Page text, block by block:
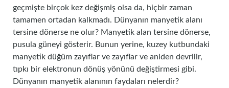
geçmişte birçok kez değişmiş olsa da, hiçbir zaman
tamamen ortadan kalkmadı. Dünyanın manyetik alanı
tersine dönerse ne olur? Manyetik alan tersine dönerse,
pusula güneyi gösterir. Bunun yerine, kuzey kutbundaki
manyetik düğüm zayıflar ve zayıflar ve aniden devrilir,
tıpkı bir elektronun dönüş yönünü değiştirmesi gibi.
Dünyanın manyetik alanının faydaları nelerdir?